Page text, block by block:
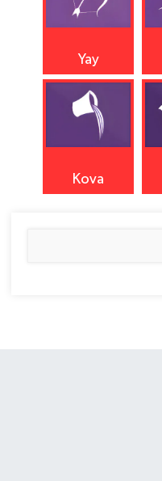
Yay
Kova